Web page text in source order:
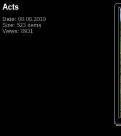
Acts
Date: 08.08.2010
Size: 523 items
Views: 8931